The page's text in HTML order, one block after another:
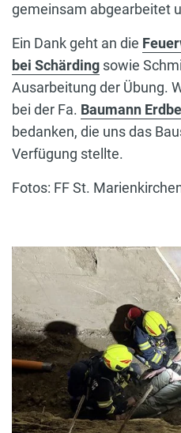
gemeinsam abgearbeitet
Ein Dank geht an die
bei Schärding sowie
Ausarbeitung der Übung.
bei der Fa. Baumann
bedanken, die uns das
Verfügung stellte.
Fotos: FF St.